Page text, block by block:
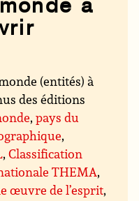
(entités) à
des éditions
,pays du
,
,Classification
THEMA,
œuvre de l’esprit,